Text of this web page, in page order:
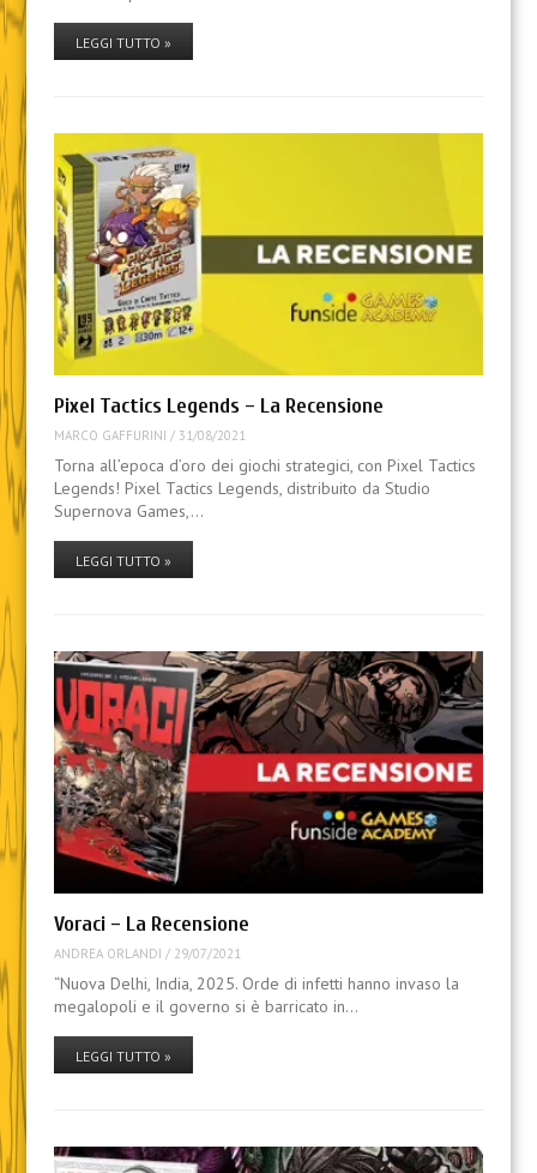
LEGGI TUTTO »
Pixel Tactics Legends – La Recensione
MARCO GAFFURINI / 31/08/2021
Torna all’epoca d’oro dei giochi strategici, con Pixel Tactics
Legends! Pixel Tactics Legends, distribuito da Studio
Supernova Games,…
LEGGI TUTTO »
Voraci – La Recensione
ANDREA ORLANDI / 29/07/2021
“Nuova Delhi, India, 2025. Orde di infetti hanno invaso la
megalopoli e il governo si è barricato in…
LEGGI TUTTO »